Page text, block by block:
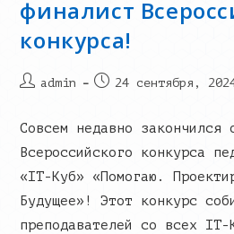
финалист
конкурса!
Postadmin
Запись24 сентября,
Совсем недавно
Всероссийского конкурса
«IT-Куб» «Помогаю.
Будущее»! Этот конкурс
преподавателей со всех